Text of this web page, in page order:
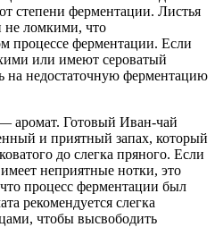
степени ферментации. Листья
ломкими, что
процессе ферментации. Если
или имеют сероватый
на недостаточную ферментацию
аромат. Готовый Иван-чай
и приятный запах, который
до слегка пряного. Если
неприятные нотки, это
процесс ферментации был
рекомендуется слегка
чтобы высвободить